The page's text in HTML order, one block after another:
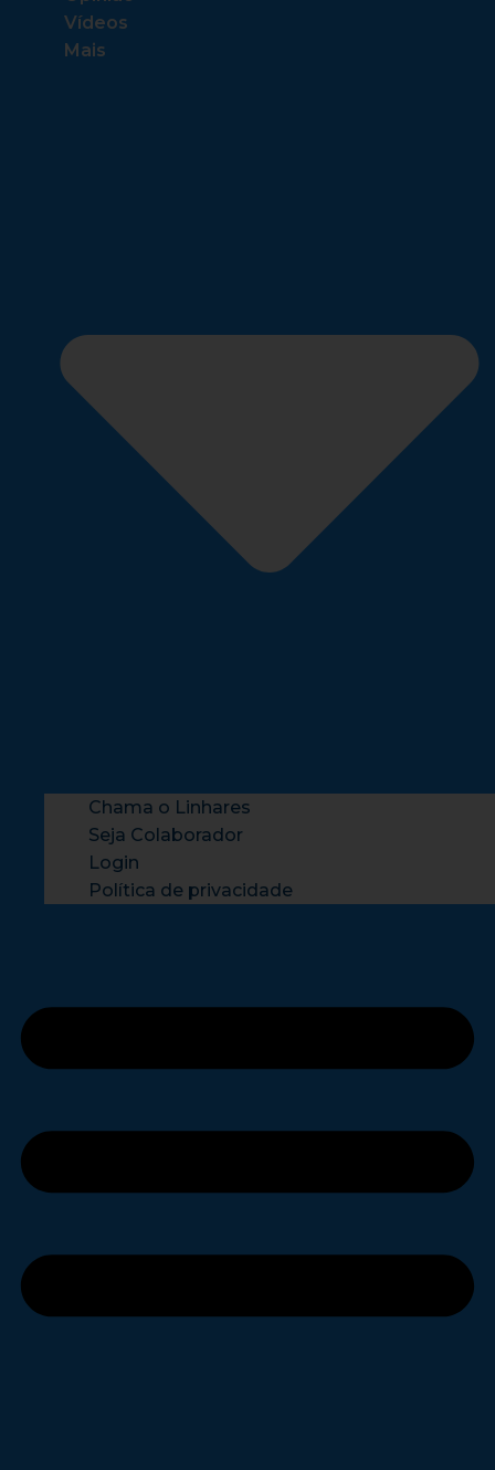
Vídeos
Mais
Chama o Linhares
Seja Colaborador
Login
Política de privacidade